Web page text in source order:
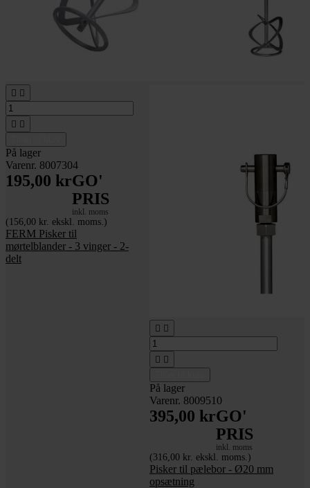
 
 
På lager
Varenr. 8007304
195,00 krGO'
PRIS
inkl. moms
(156,00 kr. ekskl. moms.)
FERM Pisker til
mørtelblander - 3 vinger - 2-
delt
 
 
På lager
Varenr. 8009510
395,00 krGO'
PRIS
inkl. moms
(316,00 kr. ekskl. moms.)
Pisker til pælebor - Ø20 mm
opsætning